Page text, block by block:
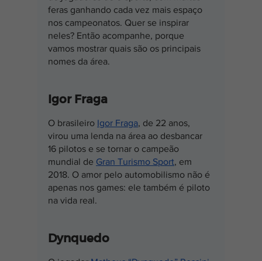
feras ganhando cada vez mais espaço
nos campeonatos. Quer se inspirar
neles? Então acompanhe, porque
vamos mostrar quais são os principais
nomes da área.
Igor Fraga
O brasileiro Igor Fraga, de 22 anos,
virou uma lenda na área ao desbancar
16 pilotos e se tornar o campeão
mundial de Gran Turismo Sport, em
2018. O amor pelo automobilismo não é
apenas nos games: ele também é piloto
na vida real.
Dynquedo